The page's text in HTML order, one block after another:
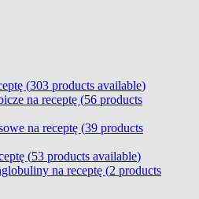
(303 products available)
na receptę (56 products
na receptę (39 products
(53 products available)
na receptę (2 products